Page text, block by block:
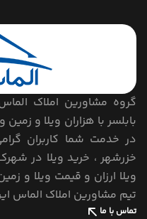
گروه مشاورین املاک
بابلسر با هزاران ویلا و
در خدمت شما کاربران
خزرشهر ، خرید ویلا در
ویلا ارزان و قیمت ویلا و
تیم مشاورین املاک الماس
تماس با ما